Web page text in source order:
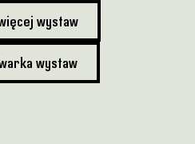
wystaw
wystaw